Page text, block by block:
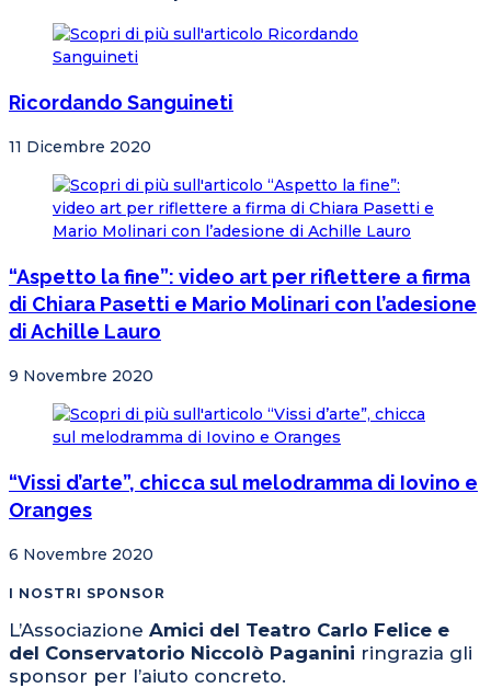
Ricordando Sanguineti
11 Dicembre 2020
“Aspetto la fine”: video art per riflettere a firma
di Chiara Pasetti e Mario Molinari con l’adesione
di Achille Lauro
9 Novembre 2020
“Vissi d’arte”, chicca sul melodramma di Iovino e
Oranges
6 Novembre 2020
I NOSTRI SPONSOR
L’Associazione Amici del Teatro Carlo Felice e
del Conservatorio Niccolò Paganini ringrazia gli
sponsor per l’aiuto concreto.